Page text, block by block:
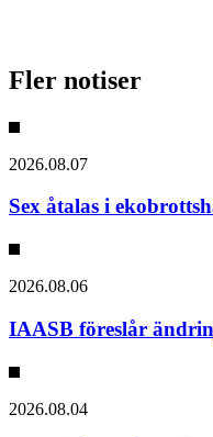
Fler notiser
2026.08.07
Sex åtalas i
2026.08.06
IAASB föreslår
2026.08.04